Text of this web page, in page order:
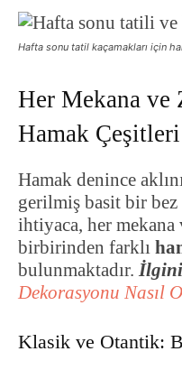
Hafta sonu tatil kaçamakları için
Her Mekana ve
Hamak Çeşitleri
Hamak denince
gerilmiş basit bir
ihtiyaca, her
birbirinden farklı
bulunmaktadır.
Dekorasyonu Nasıl
Klasik ve Otantik: